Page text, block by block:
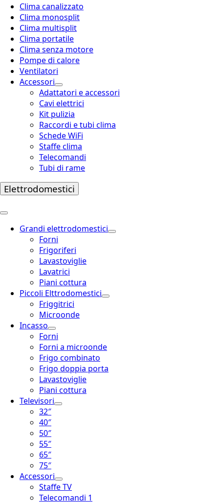
Clima canalizzato
Clima monosplit
Clima multisplit
Clima portatile
Clima senza motore
Pompe di calore
Ventilatori
Accessori
Adattatori e accessori
Cavi elettrici
Kit pulizia
Raccordi e tubi clima
Schede WiFi
Staffe clima
Telecomandi
Tubi di rame
Elettrodomestici
Grandi elettrodomestici
Forni
Frigoriferi
Lavastoviglie
Lavatrici
Piani cottura
Piccoli Elttrodomestici
Friggitrici
Microonde
Incasso
Forni
Forni a microonde
Frigo combinato
Frigo doppia porta
Lavastoviglie
Piani cottura
Televisori
32″
40″
50″
55″
65″
75″
Accessori
Staffe TV
Telecomandi 1